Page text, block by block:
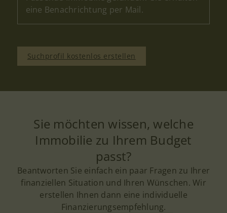
genauer schildern?
eine Benachrichtung per Mail.
Suchprofil kostenlos erstellen
Sie möchten wissen, welche
Immobilie zu Ihrem Budget
passt?
Beantworten Sie einfach ein paar Fragen zu Ihrer
finanziellen Situation und Ihren Wünschen. Wir
erstellen Ihnen dann eine individuelle
Finanzierungsempfehlung.